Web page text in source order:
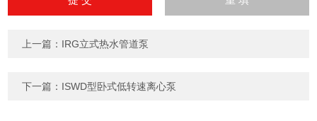
字），如：三加四=7
上一篇： IRG立式热水管道泵
下一篇： ISWD型卧式低转速离心泵